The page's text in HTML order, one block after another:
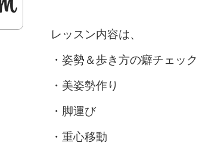
レッスン内容は、
・姿勢＆歩き方の癖チェック
・美姿勢作り
・脚運び
・重心移動